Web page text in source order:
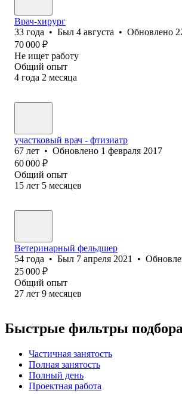
Врач-хирург
33 года • Был 4 августа • Обновлено
70 000 ₽
Не ищет работу
Общий опыт
4 года 2 месяца
участковый врач - фтизиатр
67 лет • Обновлено 1 февраля 2017
60 000 ₽
Общий опыт
15 лет 5 месяцев
Ветеринарный фельдшер
54 года • Был 7 апреля 2021 •
25 000 ₽
Общий опыт
27 лет 9 месяцев
Быстрые фильтры
Частичная занятость
Полная занятость
Полный день
Проектная работа